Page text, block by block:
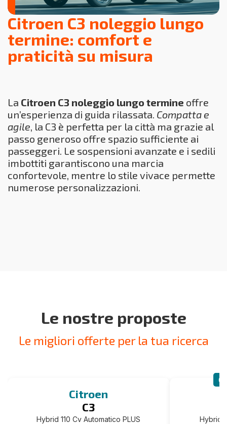
Citroen C3 noleggio lungo
termine: comfort e
praticità su misura
La Citroen C3 noleggio lungo termine offre
un’esperienza di guida rilassata. Compatta e
agile, la C3 è perfetta per la città ma grazie al
passo generoso offre spazio sufficiente ai
passeggeri. Le sospensioni avanzate e i sedili
imbottiti garantiscono una marcia
confortevole, mentre lo stile vivace permette
numerose personalizzazioni.
Le nostre proposte
Le migliori offerte per la tua ricerca
Citroen
C3
Hybrid 110 Cv Automatico PLUS Hybrid